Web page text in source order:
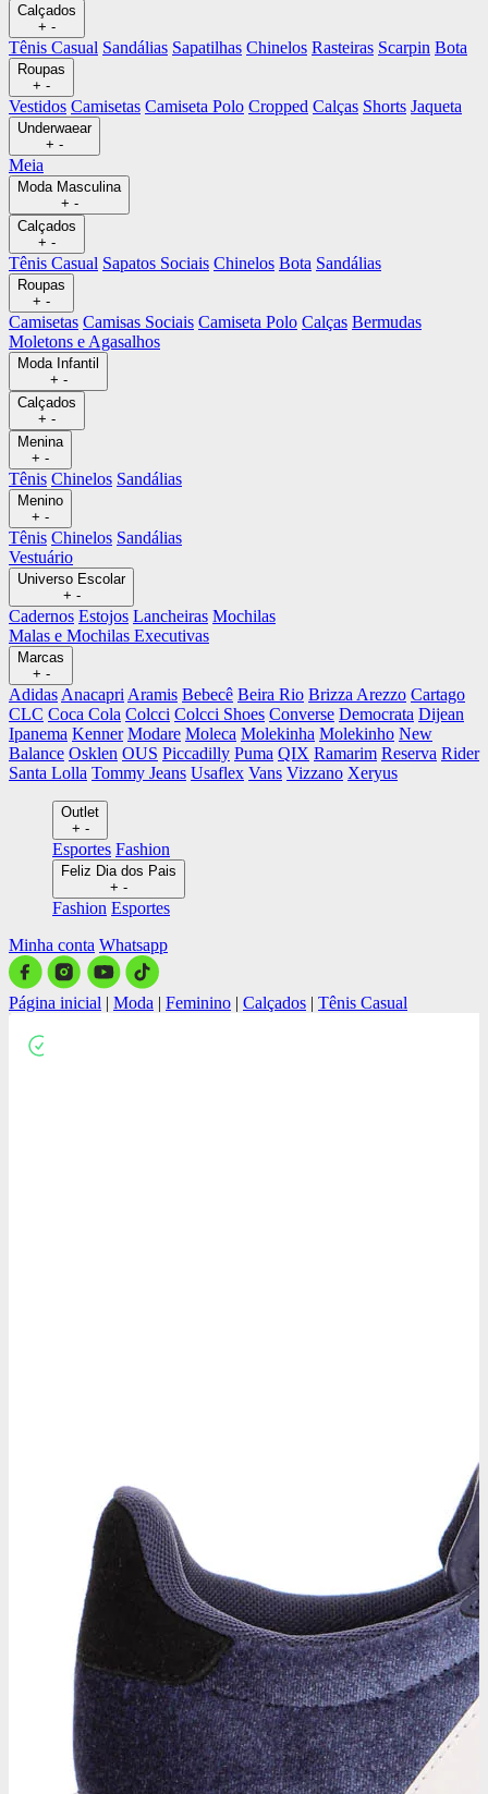
Calçados
+ -
Tênis Casual Sandálias Sapatilhas Chinelos Rasteiras Scarpin Bota
Roupas
+ -
Vestidos Camisetas Camiseta Polo Cropped Calças Shorts Jaqueta
Underwaear
+ -
Meia
Moda Masculina
+ -
Calçados
+ -
Tênis Casual Sapatos Sociais Chinelos Bota Sandálias
Roupas
+ -
Camisetas Camisas Sociais Camiseta Polo Calças Bermudas
Moletons e Agasalhos
Moda Infantil
+ -
Calçados
+ -
Menina
+ -
Tênis Chinelos Sandálias
Menino
+ -
Tênis Chinelos Sandálias
Vestuário
Universo Escolar
+ -
Cadernos Estojos Lancheiras Mochilas
Malas e Mochilas Executivas
Marcas
+ -
Adidas Anacapri Aramis Bebecê Beira Rio Brizza Arezzo Cartago
CLC Coca Cola Colcci Colcci Shoes Converse Democrata Dijean
Ipanema Kenner Modare Moleca Molekinha Molekinho New
Balance Osklen OUS Piccadilly Puma QIX Ramarim Reserva Rider
Santa Lolla Tommy Jeans Usaflex Vans Vizzano Xeryus
Outlet
+ -
Esportes Fashion
Feliz Dia dos Pais
+ -
Fashion Esportes
Minha conta Whatsapp
Página inicial | Moda | Feminino | Calçados | Tênis Casual